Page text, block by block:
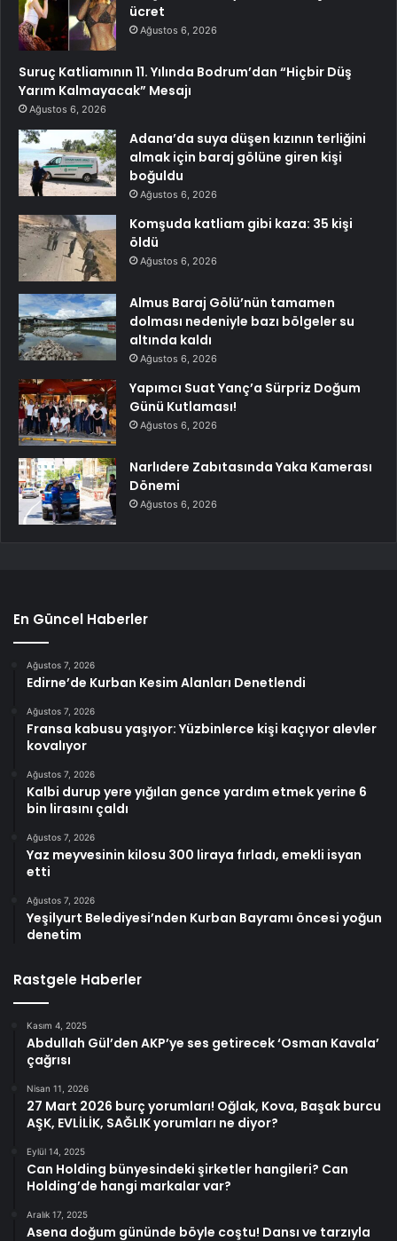
ücret
Ağustos 6, 2026
Suruç Katliamının 11. Yılında Bodrum’dan “Hiçbir Düş
Yarım Kalmayacak” Mesajı
Ağustos 6, 2026
Adana’da suya düşen kızının terliğini
almak için baraj gölüne giren kişi
boğuldu
Ağustos 6, 2026
Komşuda katliam gibi kaza: 35 kişi
öldü
Ağustos 6, 2026
Almus Baraj Gölü’nün tamamen
dolması nedeniyle bazı bölgeler su
altında kaldı
Ağustos 6, 2026
Yapımcı Suat Yanç’a Sürpriz Doğum
Günü Kutlaması!
Ağustos 6, 2026
Narlıdere Zabıtasında Yaka Kamerası
Dönemi
Ağustos 6, 2026
En Güncel Haberler
Ağustos 7, 2026
Edirne’de Kurban Kesim Alanları Denetlendi
Ağustos 7, 2026
Fransa kabusu yaşıyor: Yüzbinlerce kişi kaçıyor alevler
kovalıyor
Ağustos 7, 2026
Kalbi durup yere yığılan gence yardım etmek yerine 6
bin lirasını çaldı
Ağustos 7, 2026
Yaz meyvesinin kilosu 300 liraya fırladı, emekli isyan
etti
Ağustos 7, 2026
Yeşilyurt Belediyesi’nden Kurban Bayramı öncesi yoğun
denetim
Rastgele Haberler
Kasım 4, 2025
Abdullah Gül’den AKP’ye ses getirecek ‘Osman Kavala’
çağrısı
Nisan 11, 2026
27 Mart 2026 burç yorumları! Oğlak, Kova, Başak burcu
AŞK, EVLİLİK, SAĞLIK yorumları ne diyor?
Eylül 14, 2025
Can Holding bünyesindeki şirketler hangileri? Can
Holding’de hangi markalar var?
Aralık 17, 2025
Asena doğum gününde böyle coştu! Dansı ve tarzıyla